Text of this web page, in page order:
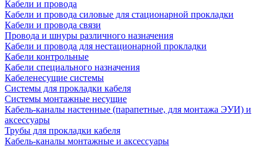
Кабели и провода
Кабели и провода силовые для стационарной прокладки
Кабели и провода связи
Провода и шнуры различного назначения
Кабели и провода для нестационарной прокладки
Кабели контрольные
Кабели специального назначения
Кабеленесущие системы
Системы для прокладки кабеля
Системы монтажные несущие
Кабель-каналы настенные (парапетные, для монтажа ЭУИ) и
аксессуары
Трубы для прокладки кабеля
Кабель-каналы монтажные и аксессуары